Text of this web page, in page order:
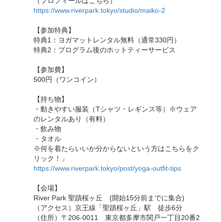
https://www.riverpark.tokyo/studio/maiko-2
【参加特典】
特典1：ヨガマットレンタル無料（通常330円）
特典2：プログラム後のホットティーサービス
【参加費】
500円（ワンコイン）
【持ち物】
・動きやすい服装（Tシャツ・レギンス等）※ウェア
のレンタルあり（有料）
・飲み物
・タオル
※何を着たらいいか分からないという方はこちらをク
リック！」
https://www.riverpark.tokyo/post/yoga-outfit-tips
【会場】
River Park 聖蹟桜ヶ丘 (開始15分前までに集合)
（アクセス）京王線「聖蹟桜ヶ丘」駅 徒歩6分
（住所）〒206-0011 東京都多摩市関戸一丁目20番2